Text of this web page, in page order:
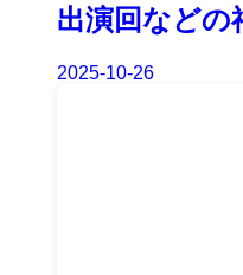
出演回などの
2025-10-26